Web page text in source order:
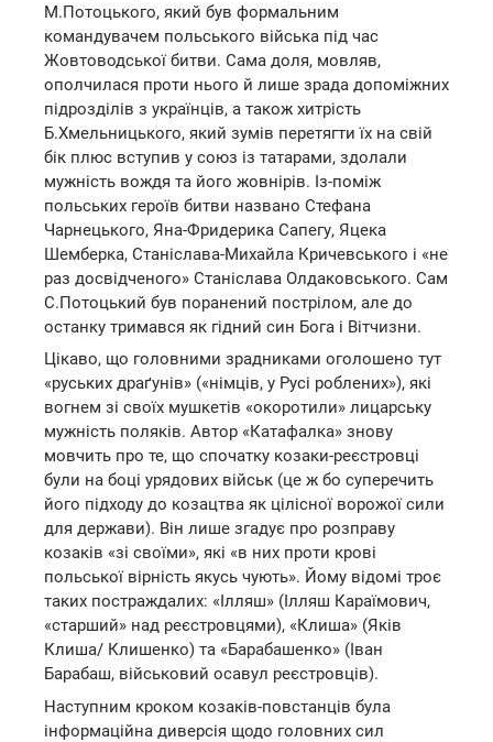
М.Потоцького, який був формальним
командувачем польського війська під час
Жовтоводської битви. Сама доля, мовляв,
ополчилася проти нього й лише зрада допоміжних
підрозділів з українців, а також хитрість
Б.Хмельницького, який зумів перетягти їх на свій
бік плюс вступив у союз із татарами, здолали
мужність вождя та його жовнірів. Із-поміж
польських героїв битви названо Стефана
Чарнецького, Яна-Фридерика Сапегу, Яцека
Шемберка, Станіслава-Михайла Кричевського і «не
раз досвідченого» Станіслава Олдаковського. Сам
С.Потоцький був поранений пострілом, але до
останку тримався як гідний син Бога і Вітчизни.
Цікаво, що головними зрадниками оголошено тут
«руських драґунів» («німців, у Русі роблених»), які
вогнем зі своїх мушкетів «окоротили» лицарську
мужність поляків. Автор «Катафалка» знову
мовчить про те, що спочатку козаки-реєстровці
були на боці урядових військ (це ж бо суперечить
його підходу до козацтва як цілісної ворожої сили
для держави). Він лише згадує про розправу
козаків «зі своїми», які «в них проти крові
польської вірність якусь чують». Йому відомі троє
таких постраждалих: «Ілляш» (Ілляш Караїмович,
«старший» над реєстровцями), «Клиша» (Яків
Клиша/ Клишенко) та «Барабашенко» (Іван
Барабаш, військовий осавул реєстровців).
Наступним кроком козаків-повстанців була
інформаційна диверсія щодо головних сил